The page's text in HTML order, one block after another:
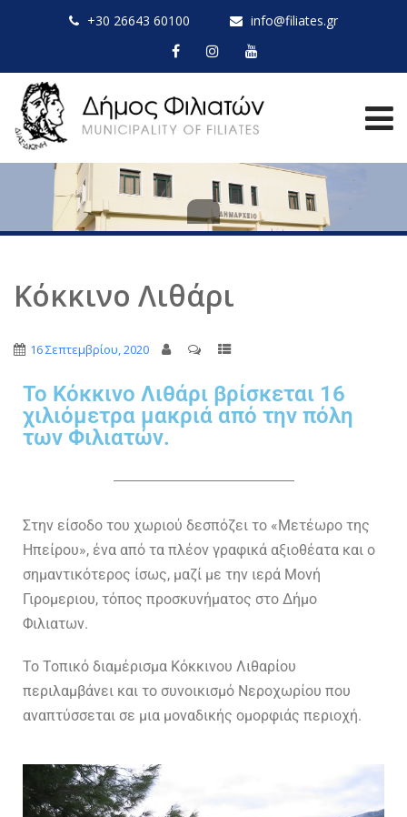
+30 26643 60100 info@filiates.gr
Κόκκινο Λιθάρι
16 Σεπτεμβρίου, 2020
Το Κόκκινο Λιθάρι βρίσκεται 16
χιλιόμετρα μακριά από την πόλη
των Φιλιατών.
Στην είσοδο του χωριού δεσπόζει το «Μετέωρο της
Ηπείρου», ένα από τα πλέον γραφικά αξιοθέατα και ο
σημαντικότερος ίσως, μαζί με την ιερά Μονή
Γιρομεριου, τόπος προσκυνήματος στο Δήμο
Φιλιατων.
Το Τοπικό διαμέρισμα Κόκκινου Λιθαρίου
περιλαμβάνει και το συνοικισμό Νεροχωρίου που
αναπτύσσεται σε μια μοναδικής ομορφιάς περιοχή.